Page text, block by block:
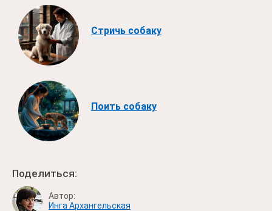
Стричь собаку
Поить собаку
Поделиться:
Автор:
Инга Архангельская